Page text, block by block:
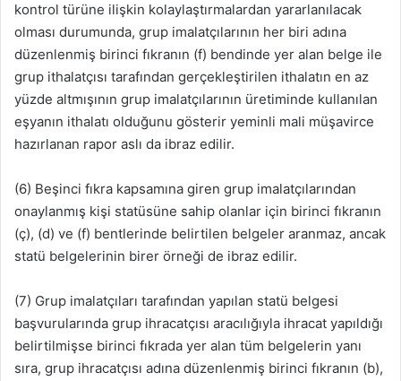
kontrol türüne ilişkin kolaylaştırmalardan yararlanılacak
olması durumunda, grup imalatçılarının her biri adına
düzenlenmiş birinci fıkranın (f) bendinde yer alan belge ile
grup ithalatçısı tarafından gerçekleştirilen ithalatın en az
yüzde altmışının grup imalatçılarının üretiminde kullanılan
eşyanın ithalatı olduğunu gösterir yeminli mali müşavirce
hazırlanan rapor aslı da ibraz edilir.
(6) Beşinci fıkra kapsamına giren grup imalatçılarından
onaylanmış kişi statüsüne sahip olanlar için birinci fıkranın
(ç), (d) ve (f) bentlerinde belirtilen belgeler aranmaz, ancak
statü belgelerinin birer örneği de ibraz edilir.
(7) Grup imalatçıları tarafından yapılan statü belgesi
başvurularında grup ihracatçısı aracılığıyla ihracat yapıldığı
belirtilmişse birinci fıkrada yer alan tüm belgelerin yanı
sıra, grup ihracatçısı adına düzenlenmiş birinci fıkranın (b),